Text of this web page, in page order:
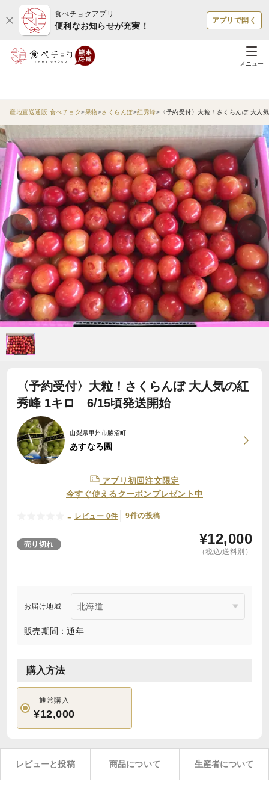
食べチョクアプリ
便利なお知らせが充実！
アプリで開く
メニュー
産地直送通販 食べチョク 果物 さくらんぼ 紅秀峰 〈予約受付〉大粒！さくらんぼ 大
〈予約受付〉大粒！さくらんぼ 大人気の紅
秀峰 1キロ 6/15頃発送開始
山梨県甲州市勝沼町
あすなろ園
アプリ初回注文限定
今すぐ使えるクーポンプレゼント中
- レビュー 0件 9件の投稿
売り切れ ¥12,000
（税込/送料別）
お届け地域
販売期間：通年
購入方法
通常購入
¥12,000
レビューと投稿 商品について 生産者について